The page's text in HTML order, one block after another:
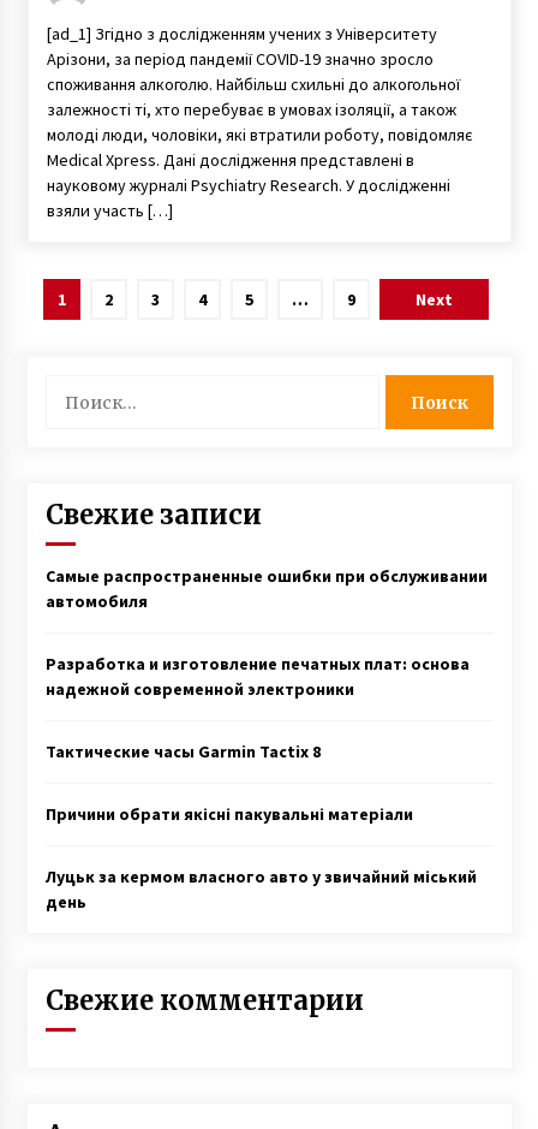
[ad_1] Згідно з дослідженням учених з Університету
Арізони, за період пандемії COVID-19 значно зросло
споживання алкоголю. Найбільш схильні до алкогольної
залежності ті, хто перебуває в умовах ізоляції, а також
молоді люди, чоловіки, які втратили роботу, повідомляє
Medical Xpress. Дані дослідження представлені в
науковому журналі Psychiatry Research. У дослідженні
взяли участь […]
Навигация
1 2 3 4 5 … 9 Next
Свежие записи
Самые распространенные ошибки при обслуживании
автомобиля
Разработка и изготовление печатных плат: основа
надежной современной электроники
Тактические часы Garmin Tactix 8
Причини обрати якісні пакувальні матеріали
Луцьк за кермом власного авто у звичайний міський
день
Свежие комментарии